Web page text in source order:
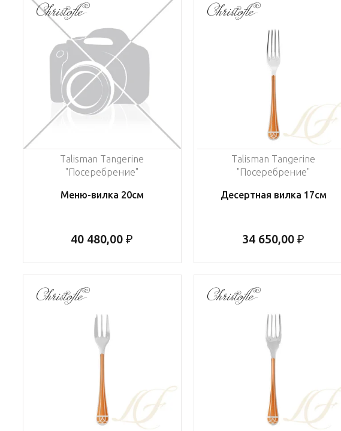
Talisman Tangerine
"Посеребрение"
Меню-вилка 20см
40 480,00 ₽
Talisman Tangerine
"Посеребрение"
Десертная вилка 17см
34 650,00 ₽